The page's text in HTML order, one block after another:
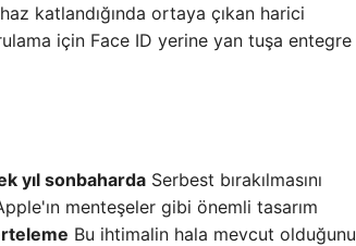
katlandığında ortaya çıkan harici
için Face ID yerine yan tuşa entegre
yıl sonbaharda Serbest bırakılmasını
menteşeler gibi önemli tasarım
Bu ihtimalin hala mevcut olduğunu